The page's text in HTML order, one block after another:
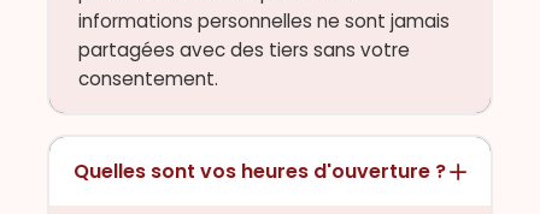
informations personnelles ne sont jamais
partagées avec des tiers sans votre
consentement.
Quelles sont vos heures d'ouverture ?